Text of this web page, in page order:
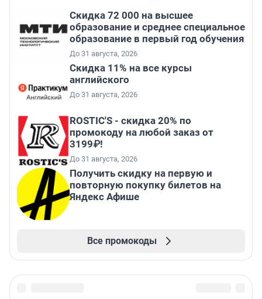
Скидка 72 000 на высшее
образование и среднее специальное
образование в первый год обучения
До 31 августа, 2026
Скидка 11% на все курсы
английского
До 31 августа, 2026
ROSTIC'S - скидка 20% по
промокоду на любой заказ от
3199₽!
До 31 августа, 2026
Получить скидку на первую и
повторную покупку билетов на
Яндекс Афише
Все промокоды